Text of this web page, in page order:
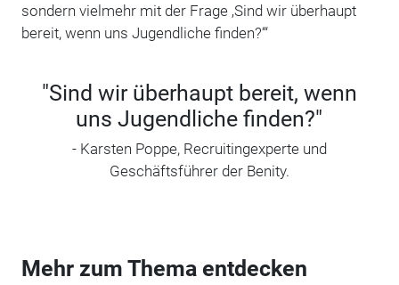
sondern vielmehr mit der Frage ‚Sind wir überhaupt
bereit, wenn uns Jugendliche finden?‘“
"Sind wir überhaupt bereit, wenn
uns Jugendliche finden?"
- Karsten Poppe, Recruitingexperte und
Geschäftsführer der Benity.
Mehr zum Thema entdecken